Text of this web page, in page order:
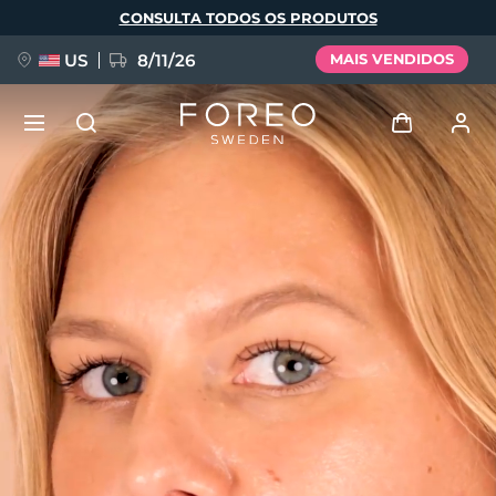
principal
CONSULTA TODOS OS PRODUTOS
US 8/11/26 MAIS VENDIDOS
Entrar
Perfil de usuário
Meus aparelhos
Meus pedidos
Meus endereços
As minhas subscrições
NOVIDADE
FAQ™ Pure Beauty-Tech Elixir
BREAKING NEWS
issa™ Teeth Whitening Set
Idioma
English Deutsch
Español
Français
Italiano
Português
Polski
Svenska
Русский
Türkçe
繁體中文